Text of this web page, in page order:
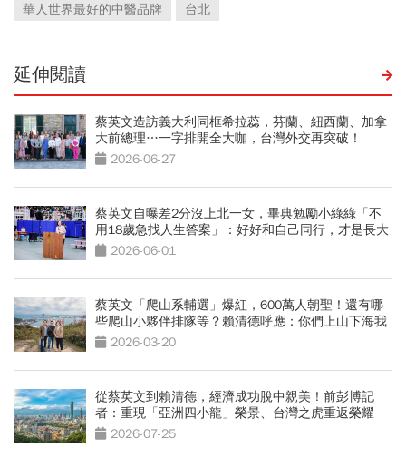
華人世界最好的中醫品牌
台北
延伸閱讀
蔡英文造訪義大利同框希拉蕊，芬蘭、紐西蘭、加拿
大前總理…一字排開全大咖，台灣外交再突破！
2026-06-27
蔡英文自曝差2分沒上北一女，畢典勉勵小綠綠「不
用18歲急找人生答案」：好好和自己同行，才是長大
的開始
2026-06-01
蔡英文「爬山系輔選」爆紅，600萬人朝聖！還有哪
些爬山小夥伴排隊等？賴清德呼應：你們上山下海我
來 2026-03-20
從蔡英文到賴清德，經濟成功脫中親美！前彭博記
者：重現「亞洲四小龍」榮景、台灣之虎重返榮耀
2026-07-25